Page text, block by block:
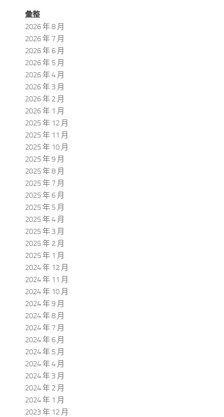
彙整
2026 年 8 月
2026 年 7 月
2026 年 6 月
2026 年 5 月
2026 年 4 月
2026 年 3 月
2026 年 2 月
2026 年 1 月
2025 年 12 月
2025 年 11 月
2025 年 10 月
2025 年 9 月
2025 年 8 月
2025 年 7 月
2025 年 6 月
2025 年 5 月
2025 年 4 月
2025 年 3 月
2025 年 2 月
2025 年 1 月
2024 年 12 月
2024 年 11 月
2024 年 10 月
2024 年 9 月
2024 年 8 月
2024 年 7 月
2024 年 6 月
2024 年 5 月
2024 年 4 月
2024 年 3 月
2024 年 2 月
2024 年 1 月
2023 年 12 月